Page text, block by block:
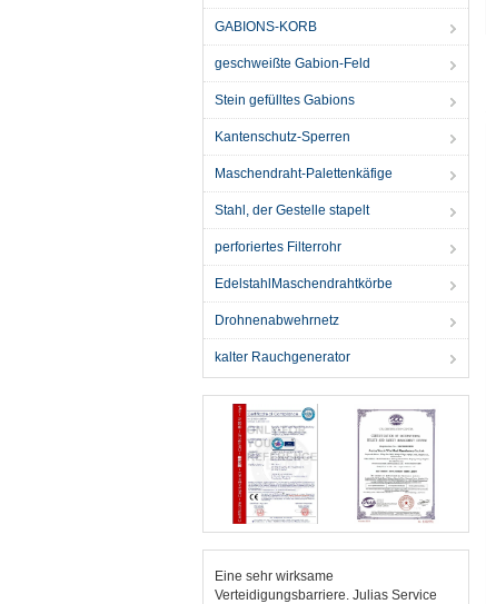
GABIONS-KORB
geschweißte Gabion-Feld
Stein gefülltes Gabions
Kantenschutz-Sperren
Maschendraht-Palettenkäfige
Stahl, der Gestelle stapelt
perforiertes Filterrohr
EdelstahlMaschendrahtkörbe
Drohnenabwehrnetz
kalter Rauchgenerator
Eine sehr wirksame
Verteidigungsbarriere. Julias Service